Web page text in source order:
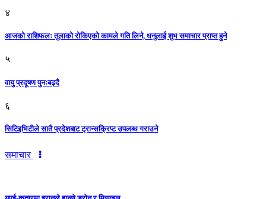
४
आजको राशिफलः तुलाकाे रोकिएको कामले गति लिने, धनुलाई शुभ समाचार प्राप्त हुने
५
वायु प्रदूषण पुनःबढ्दै
६
सिटिइभिटीले सातै प्रदेशबाट ट्रान्सक्रिप्ट उपलब्ध गराउने
समाचार